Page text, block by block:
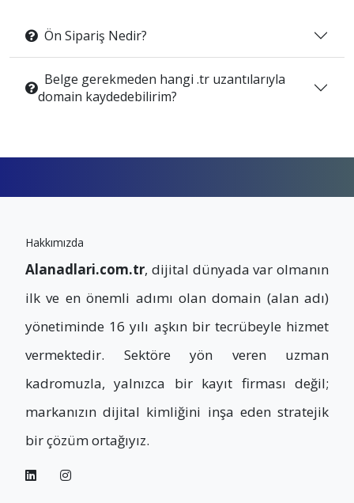
Ön Sipariş Nedir?
Belge gerekmeden hangi .tr uzantılarıyla
domain kaydedebilirim?
Hakkımızda
Alanadlari.com.tr, dijital dünyada var olmanın
ilk ve en önemli adımı olan domain (alan adı)
yönetiminde 16 yılı aşkın bir tecrübeyle hizmet
vermektedir. Sektöre yön veren uzman
kadromuzla, yalnızca bir kayıt firması değil;
markanızın dijital kimliğini inşa eden stratejik
bir çözüm ortağıyız.